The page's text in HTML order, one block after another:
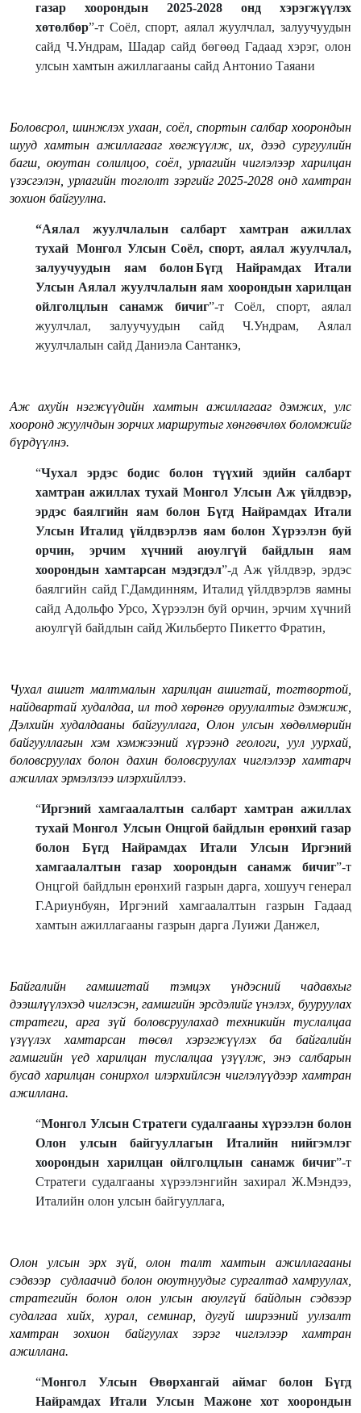
газар хоорондын 2025-2028 онд хэрэгжүүлэх
хөтөлбөр”-т Соёл, спорт, аялал жуулчлал, залуучуудын
сайд Ч.Ундрам, Шадар сайд бөгөөд Гадаад хэрэг, олон
улсын хамтын ажиллагааны сайд Антонио Таяани
Боловсрол, шинжлэх ухаан, соёл, спортын салбар хоорондын
шууд хамтын ажиллагааг хөгжүүлж, их, дээд сургуулийн
багш, оюутан солилцоо, соёл, урлагийн чиглэлээр харилцан
үзэсгэлэн, урлагийн тоглолт зэргийг2025-2028онд хамтран
зохион байгуулна.
“Аялал жуулчлалын салбарт хамтран ажиллах
тухай Монгол Улсын Соёл, спорт, аялал жуулчлал,
залуучуудын яам болон Бүгд Найрамдах Итали
Улсын Аялал жуулчлалын яам хоорондын харилцан
ойлголцлын санамж бичиг”-т Соёл, спорт, аялал
жуулчлал, залуучуудын сайд Ч.Ундрам, Аялал
жуулчлалын сайд Даниэла Сантанкэ,
Аж ахуйн нэгжүүдийн хамтын ажиллагааг дэмжих, улс
хооронд жуулчдын зорчих маршрутыг хөнгөвчлөх боломжийг
бүрдүүлнэ.
“Чухал эрдэс бодис болон түүхий эдийн салбарт
хамтран ажиллах тухай Монгол Улсын Аж үйлдвэр,
эрдэс баялгийн яам болон Бүгд Найрамдах Итали
Улсын Италид үйлдвэрлэв яам болон Хүрээлэн буй
орчин, эрчим хүчний аюулгүй байдлын яам
хоорондын хамтарсан мэдэгдэл”-д Аж үйлдвэр, эрдэс
баялгийн сайд Г.Дамдинням, Италид үйлдвэрлэв яамны
cайд Адольфо Урсо, Хүрээлэн буй орчин, эрчим хүчний
аюулгүй байдлын сайд Жильберто Пикетто Фратин,
Чухал ашигт малтмалын харилцан ашигтай, тогтвортой,
найдвартай худалдаа, ил тод хөрөнгө оруулалтыг дэмжиж,
Дэлхийн худалдааны байгууллага, Олон улсын хөдөлмөрийн
байгууллагын хэм хэмжээний хүрээнд геологи, уул уурхай,
боловсруулах болон дахин боловсруулах чиглэлээр хамтарч
ажиллах эрмэлзлээ илэрхийллээ.
“Иргэний хамгаалалтын салбарт хамтран ажиллах
тухай Монгол Улсын Онцгой байдлын ерөнхий газар
болон Бүгд Найрамдах Итали Улсын Иргэний
хамгаалалтын газар хоорондын санамж бичиг”-т
Онцгой байдлын ерөнхий газрын дарга, хошууч генерал
Г.Ариунбуян, Иргэний хамгаалалтын газрын Гадаад
хамтын ажиллагааны газрын дарга Луижи Данжел,
Байгалийн гамшигтай тэмцэх үндэсний чадавхыг
дээшлүүлэхэд чиглэсэн, гамшгийн эрсдэлийг үнэлэх, бууруулах
стратеги, арга зүй боловсруулахад техникийн туслалцаа
үзүүлэх хамтарсан төсөл хэрэгжүүлэх ба байгалийн
гамшгийн үед харилцан туслалцаа үзүүлж, энэ салбарын
бусад харилцан сонирхол илэрхийлсэн чиглэлүүдээр хамтран
ажиллана.
“Монгол Улсын Стратеги судалгааны хүрээлэн болон
Олон улсын байгууллагын Италийн нийгэмлэг
хоорондын харилцан ойлголцлын санамж бичиг”-т
Стратеги судалгааны хүрээлэнгийн захирал Ж.Мэндээ,
Италийн олон улсын байгууллага,
Олон улсын эрх зүй, олон талт хамтын ажиллагааны
сэдвээр судлаачид болон оюутнуудыг сургалтад хамруулах,
стратегийн болон олон улсын аюулгүй байдлын сэдвээр
судалгаа хийх, хурал, семинар, дугуй ширээний уулзалт
хамтран зохион байгуулах зэрэг чиглэлээр хамтран
ажиллана.
“Монгол Улсын Өвөрхангай аймаг болон Бүгд
Найрамдах Итали Улсын Мажоне хот хоорондын